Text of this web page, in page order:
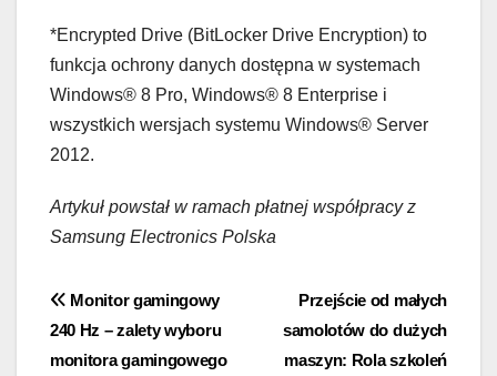
*Encrypted Drive (BitLocker Drive Encryption) to
funkcja ochrony danych dostępna w systemach
Windows® 8 Pro, Windows® 8 Enterprise i
wszystkich wersjach systemu Windows® Server
2012.
Artykuł powstał w ramach płatnej współpracy z
Samsung Electronics Polska
Nawigacja
wpisu
Przejście od małych
samolotów do dużych
maszyn: Rola szkoleń
Monitor gamingowy
240 Hz – zalety wyboru
monitora gamingowego